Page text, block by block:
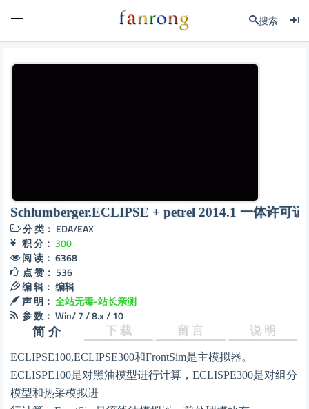
搜索
Schlumberger.ECLIPSE + petrel 2014.1 一体许可证
分 类： EDA/EAX
积 分： 300
阅 读： 6368
点 赞： 536
编 辑： 编辑
声 明： 全站无毒-站长亲测
参 数： Win/ 7 / 8.x / 10
简 介 下 载 留 言 说 明
ECLIPSE100,ECLIPSE300和FrontSim是主模拟器。
ECLISPE100是对黑油模型进行计算，ECLISPE300是对组分
模型和热采模拟进